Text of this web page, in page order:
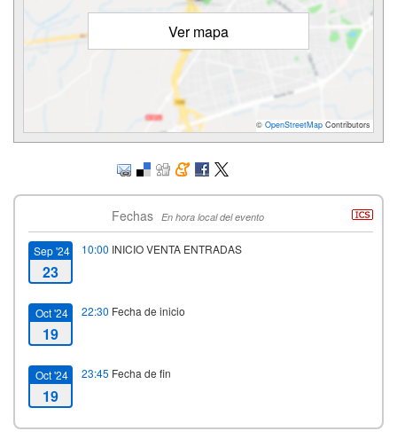
Ver mapa
© OpenStreetMap Contributors
Fechas En hora local del evento
Sep '24
23
10:00 INICIO VENTA ENTRADAS
Oct '24
19
22:30 Fecha de inicio
Oct '24
19
23:45 Fecha de fin